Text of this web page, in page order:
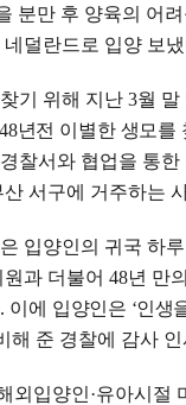
분만 후 양육의 어
덜란드로 입양 보
기 위해 지난 3월 말
48년전 이별한 생모를
찰서와 협업을 통한
서구에 거주하는
입양인의 귀국 하
과 더불어 48년 만
. 이에 입양인은 ‘인생
해 준 경찰에 감사
외입양인·유아시절